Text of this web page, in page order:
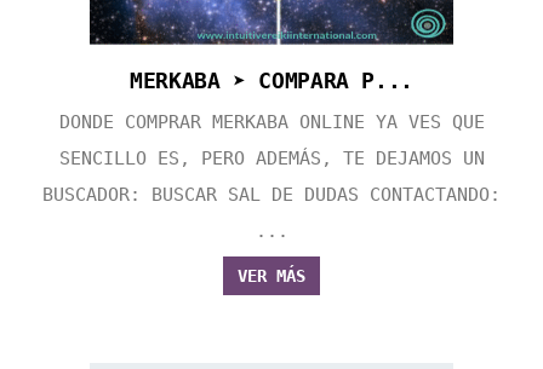
MERKABA ➤ COMPARA P...
DONDE COMPRAR MERKABA ONLINE YA VES QUE
SENCILLO ES, PERO ADEMÁS, TE DEJAMOS UN
BUSCADOR: BUSCAR SAL DE DUDAS CONTACTANDO:
...
VER MÁS